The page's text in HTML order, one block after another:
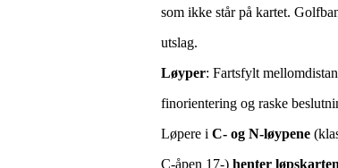
som ikke står på kartet.
utslag.
Løyper: Fartsfylt
finorientering og raske
Løpere i C- og N-løypene
C-åpen 17-) henter